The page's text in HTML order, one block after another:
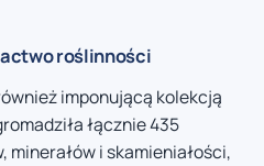
roślinności
imponującą kolekcją
łącznie 435
i skamieniałości,